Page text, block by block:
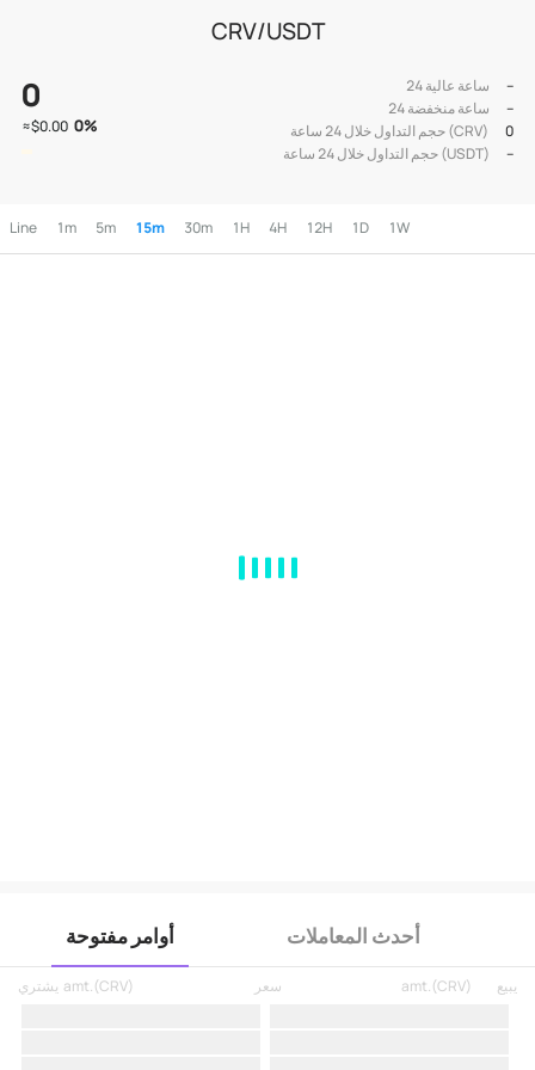
CRV/USDT
0
≈$0.00 0%
24 ساعة عالية
--
24 ساعة منخفضة
--
حجم التداول خلال 24 ساعة (CRV)
0
حجم التداول خلال 24 ساعة (USDT)
--
Line 1m 5m 15m 30m 1H 4H 12H 1D 1W
أوامر مفتوحة أحدث المعاملات
يشتري amt.(CRV) سعر يبيع amt.(CRV)